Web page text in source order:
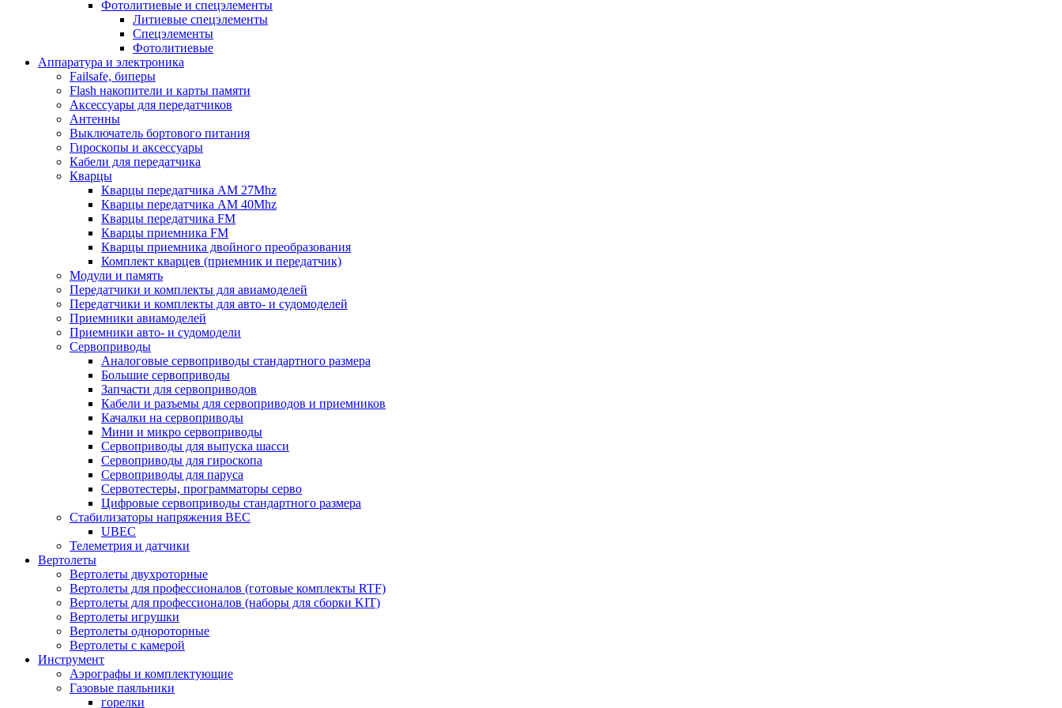
Фотолитиевые и спецэлементы
Литиевые спецэлементы
Спецэлементы
Фотолитиевые
Аппаратура и электроника
Failsafe, биперы
Flash накопители и карты памяти
Аксессуары для передатчиков
Антенны
Выключатель бортового питания
Гироскопы и аксессуары
Кабели для передатчика
Кварцы
Кварцы передатчика AM 27Mhz
Кварцы передатчика AM 40Mhz
Кварцы передатчика FM
Кварцы приемника FM
Кварцы приемника двойного преобразования
Комплект кварцев (приемник и передатчик)
Модули и память
Передатчики и комплекты для авиамоделей
Передатчики и комплекты для авто- и судомоделей
Приемники авиамоделей
Приемники авто- и судомодели
Сервоприводы
Аналоговые сервоприводы стандартного размера
Большие сервоприводы
Запчасти для сервоприводов
Кабели и разъемы для сервоприводов и приемников
Качалки на сервоприводы
Мини и микро сервоприводы
Сервоприводы для выпуска шасси
Сервоприводы для гироскопа
Сервоприводы для паруса
Сервотестеры, программаторы серво
Цифровые сервоприводы стандартного размера
Стабилизаторы напряжения BEC
UBEC
Телеметрия и датчики
Вертолеты
Вертолеты двухроторные
Вертолеты для профессионалов (готовые комплекты RTF)
Вертолеты для профессионалов (наборы для сборки KIT)
Вертолеты игрушки
Вертолеты однороторные
Вертолеты с камерой
Инструмент
Аэрографы и комплектующие
Газовые паяльники
горелки